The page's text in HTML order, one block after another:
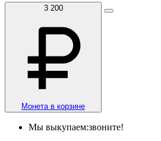
3 200
Монета в корзине
Мы выкупаем:звоните!